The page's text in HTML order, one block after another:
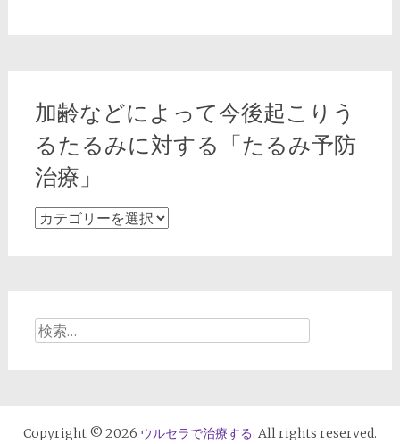
グ
ケ
ア
適
し
た
や
治
加齢などによって今後起こりう
るたるみに対する「たるみ予防
治療」
加
よ
っ
後
起
検
Copyright © 2026 ウルセラで治療する. All rights reserved.